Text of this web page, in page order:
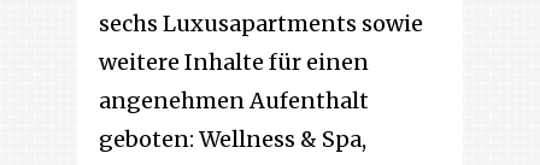
sechs Luxusapartments sowie
weitere Inhalte für einen
angenehmen Aufenthalt
geboten: Wellness & Spa,